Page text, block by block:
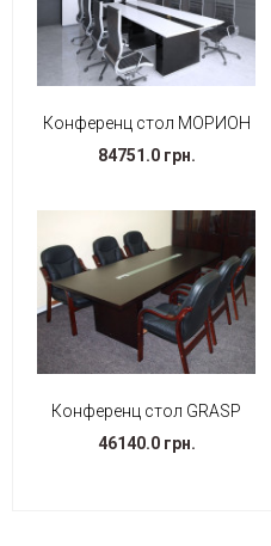
Конференц стол МОРИОН
84751.0 грн.
Конференц стол GRASP
46140.0 грн.